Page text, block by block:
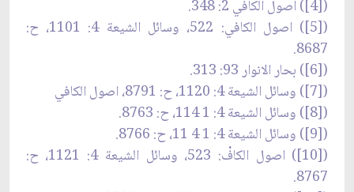
([4]) اصول الكافي 2: 348.
([5]) اصول الكافي: 522، وسائل الشيعة 4: 1101، ح:
8687.
([6]) بحار الانوار 93: 313.
([7]) وسائل الشيعة 4: 1120، ح: 8791، اصول الكافي
([8]) وسائل الشيعة 4: 1 114، ح: 8763.
([9]) وسائل الشيعة 4: 1 4 11، ح: 8766.
([10]) اصول الكافْ: 523، وسائل الشيعة 4: 1121، ح:
8767.